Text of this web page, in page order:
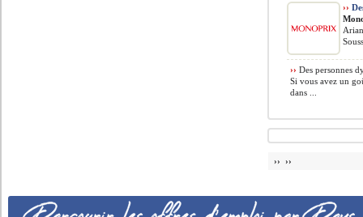
››
›› Des personnes
Si vous avez un
dans ...
›› ››